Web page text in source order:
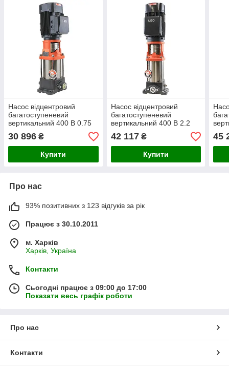
Насос відцентровий
багатоступеневий
вертикальний 400 В 0.75
кВт H 63(52)м Q 58(33) л/
хв неірж LEO 3.0
innovation LVR2-7
(7710363)
30 896 ₴
Купити
Насос відцентровий
багатоступеневий
вертикальний 400 В 2.2
кВт H 96(81)м Q 133 (67)
л/хв неірж LEO 3.0
innovation LVR4-10
(7711003)
42 117₴
Купити
л/хв
45
Про нас
93% позитивних з 123 відгуків за рік
Працює з 30.10.2011
м. Харків
Харків, Україна
Контакти
Сьогодні працює з 09:00 до 17:00
Показати весь графік роботи
Про нас
Контакти